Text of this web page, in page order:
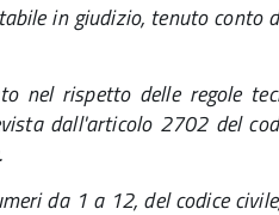
in giudizio, tenuto conto
nel rispetto delle regole
dall'articolo 2702 del
da 1 a 12, del codice